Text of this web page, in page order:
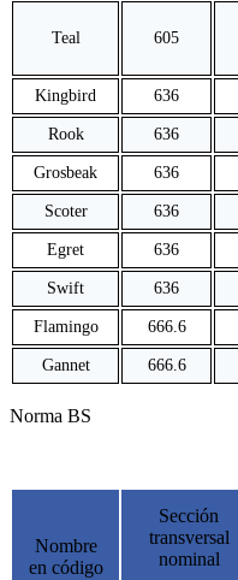
Teal 605
Kingbird 636
Rook 636
Grosbeak 636
Scoter 636
Egret 636
Swift 636
Flamingo 666.6
Gannet 666.6
Norma BS
Nombre
en código
Sección
transversal
nominal